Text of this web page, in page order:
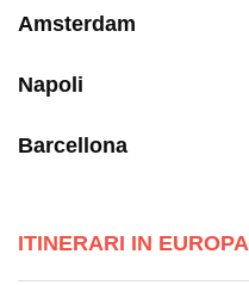
Amsterdam
Napoli
Barcellona
ITINERARI IN EUROPA